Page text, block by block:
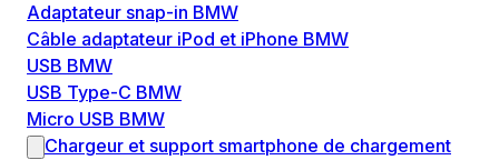
Adaptateur snap-in BMW
Câble adaptateur iPod et iPhone BMW
USB BMW
USB Type-C BMW
Micro USB BMW
Chargeur et support smartphone de chargement